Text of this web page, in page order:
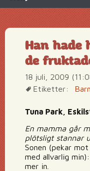
innehåll
Han hade
de
18 juli, 2009
Etiketter:
Barn
Tuna Park,
En mamma går
plötsligt stannar
Sonen (pekar mot
med allvarlig
mer in.